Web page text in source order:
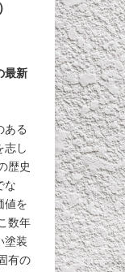
最新
ある
志し
歴史
な
値を
数年
塗装
有の